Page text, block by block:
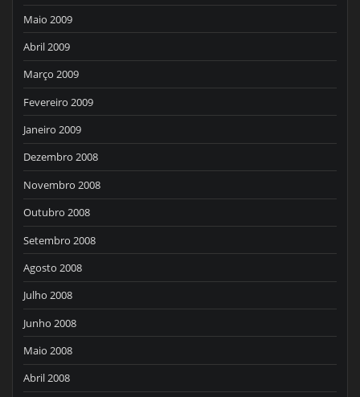
Maio 2009
Abril 2009
Março 2009
Fevereiro 2009
Janeiro 2009
Dezembro 2008
Novembro 2008
Outubro 2008
Setembro 2008
Agosto 2008
Julho 2008
Junho 2008
Maio 2008
Abril 2008